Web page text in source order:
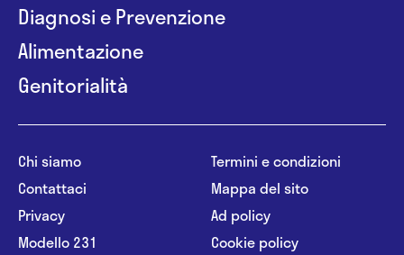
Diagnosi e Prevenzione
Alimentazione
Genitorialità
Chi siamo
Contattaci
Privacy
Modello 231
Termini e condizioni
Mappa del sito
Ad policy
Cookie policy